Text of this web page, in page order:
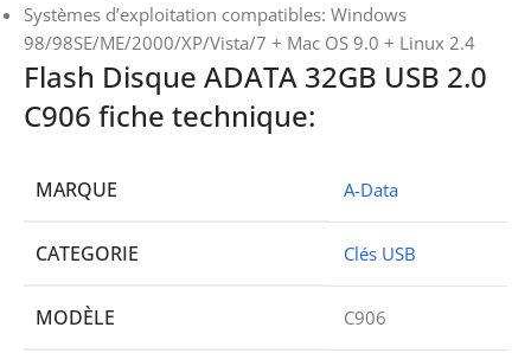
Systèmes d’exploitation compatibles: Windows
98/98SE/ME/2000/XP/Vista/7 + Mac OS 9.0 + Linux 2.4
Flash Disque ADATA 32GB USB 2.0
C906 fiche technique:
MARQUE A-Data
CATEGORIE Clés USB
MODÈLE C906